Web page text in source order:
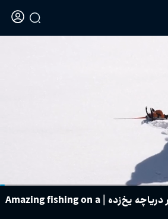
ماهیگیری شگفت‌انگیز در دریاچه یخ‌زده | Amazing fishing on a